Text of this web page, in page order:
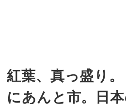
紅葉、真っ盛り。
にあんと市。日本